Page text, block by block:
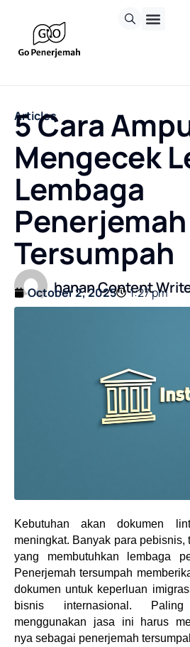
Articles
5 Cara
Mengecek
Lembaga
Penerjemah
Tersumpah
hanan Content
October 2, 2025 1:27 pm
Kebutuhan akan dokumen
meningkat. Banyak para pebisnis,
yang membutuhkan lembaga
Penerjemah tersumpah
dokumen untuk keperluan
bisnis internasional.
menggunakan jasa ini harus
nya sebagai penerjemah